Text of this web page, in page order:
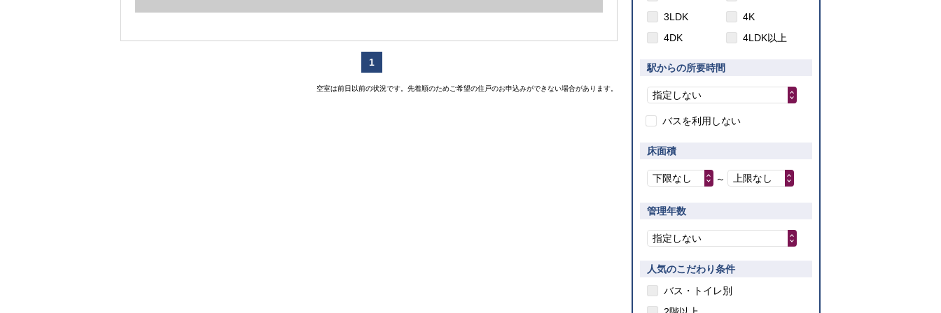
1
空室は前日以前の状況です。先着順のためご希望の住戸のお申込みができない場合があります。
3LDK
4K
4DK
4LDK以上
駅からの所要時間
指定しない
バスを利用しない
床面積
下限なし ～ 上限なし
管理年数
指定しない
人気のこだわり条件
バス・トイレ別